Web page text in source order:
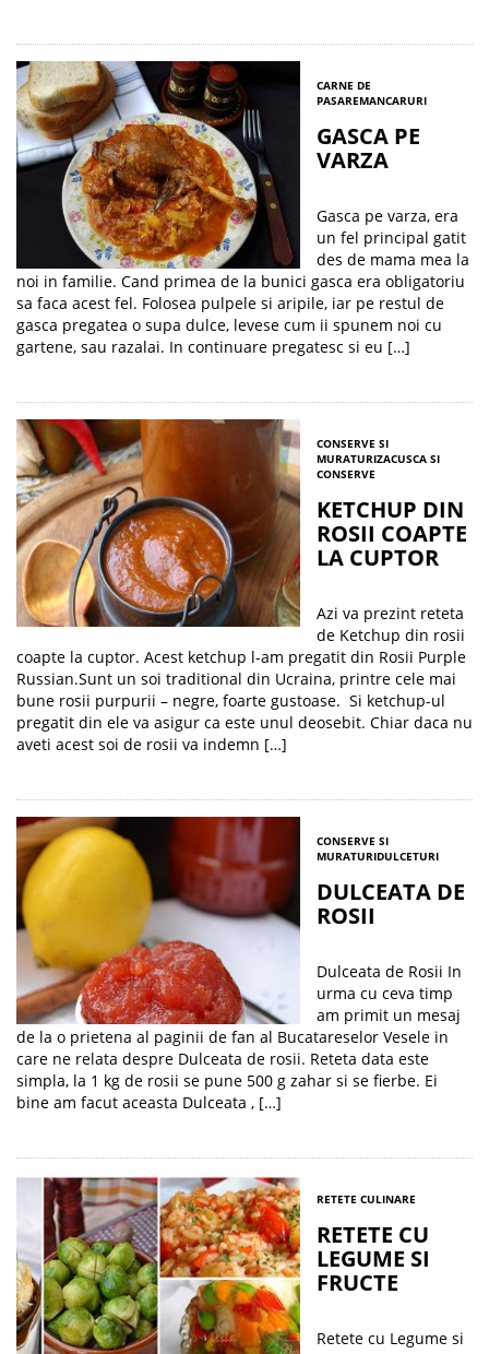
CARNE DE
PASAREMANCARURI
GASCA PE
VARZA
Gasca pe varza, era
un fel principal gatit
des de mama mea la
noi in familie. Cand primea de la bunici gasca era obligatoriu
sa faca acest fel. Folosea pulpele si aripile, iar pe restul de
gasca pregatea o supa dulce, levese cum ii spunem noi cu
gartene, sau razalai. In continuare pregatesc si eu […]
CONSERVE SI
MURATURIZACUSCA SI
CONSERVE
KETCHUP DIN
ROSII COAPTE
LA CUPTOR
Azi va prezint reteta
de Ketchup din rosii
coapte la cuptor. Acest ketchup l-am pregatit din Rosii Purple
Russian.Sunt un soi traditional din Ucraina, printre cele mai
bune rosii purpurii – negre, foarte gustoase. Si ketchup-ul
pregatit din ele va asigur ca este unul deosebit. Chiar daca nu
aveti acest soi de rosii va indemn […]
CONSERVE SI
MURATURIDULCETURI
DULCEATA DE
ROSII
Dulceata de Rosii In
urma cu ceva timp
am primit un mesaj
de la o prietena al paginii de fan al Bucatareselor Vesele in
care ne relata despre Dulceata de rosii. Reteta data este
simpla, la 1 kg de rosii se pune 500 g zahar si se fierbe. Ei
bine am facut aceasta Dulceata , […]
RETETE CULINARE
RETETE CU
LEGUME SI
FRUCTE
Retete cu Legume si